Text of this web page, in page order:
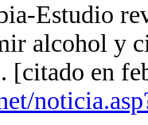
Estudio
alcohol y
[citado en